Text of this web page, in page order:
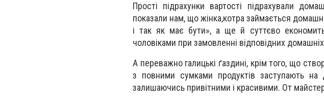
Прості підрахунки вартості підрахували
показали нам, що жінка,котра займається
і так як має бути», а ще й суттєво
чоловіками при замовленні відповідних
А переважно галицькі ґаздині, крім того, що
з повними сумками продуктів заступають на
залишаючись привітними і красивими. От